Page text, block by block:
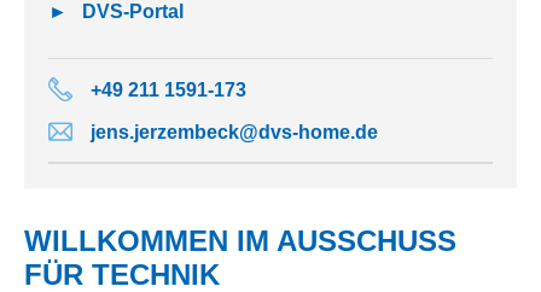
WILLKOMMEN IM AUSSCHUSS
FÜR TECHNIK
►
DVS-Portal
+49 211 1591-173
jens.jerzembeck@dvs-home.de